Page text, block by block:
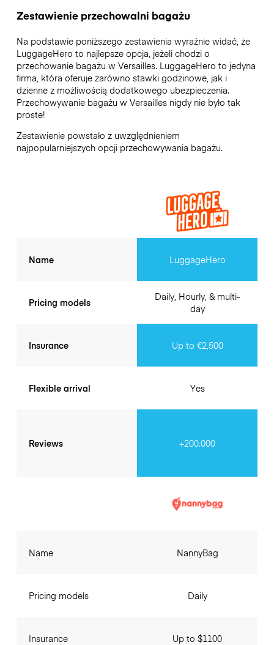
Zestawienie przechowalni bagażu
Na podstawie poniższego zestawienia wyraźnie widać, że
LuggageHero to najlepsze opcja, jeżeli chodzi o
przechowanie bagażu w Versailles. LuggageHero to jedyna
firma, która oferuje zarówno stawki godzinowe, jak i
dzienne z możliwością dodatkowego ubezpieczenia.
Przechowywanie bagażu w Versaillesnigdy nie było tak
proste!
Zestawienie powstało z uwzględnieniem
najpopularniejszych opcji przechowywania bagażu.
Name
Pricing models
Insurance
Flexible arrival
Reviews
LuggageHero
Daily, Hourly, & multi-
day
Up to €2,500
Yes
+200.000
Name
Pricing models
Insurance
NannyBag
Daily
Up to $1100